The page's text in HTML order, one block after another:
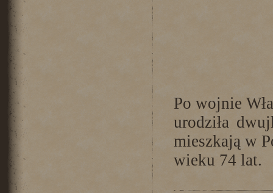
Po wojnie
urodziła
mieszkają w
wieku 74 lat.